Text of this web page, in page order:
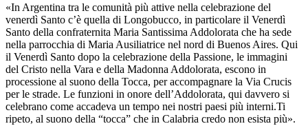
«In Argentina tra le comunità più attive nella celebrazione del
venerdì Santo c’è quella di Longobucco, in particolare il Venerdì
Santo della confraternita Maria Santissima Addolorata che ha sede
nella parrocchia di Maria Ausiliatrice nel nord di Buenos Aires. Qui
il Venerdì Santo dopo la celebrazione della Passione, le immagini
del Cristo nella Vara e della Madonna Addolorata, escono in
processione al suono della Tocca, per accompagnare la Via Crucis
per le strade. Le funzioni in onore dell’Addolorata, qui davvero si
celebrano come accadeva un tempo nei nostri paesi più interni.Ti
ripeto, al suono della “tocca” che in Calabria credo non esista più».